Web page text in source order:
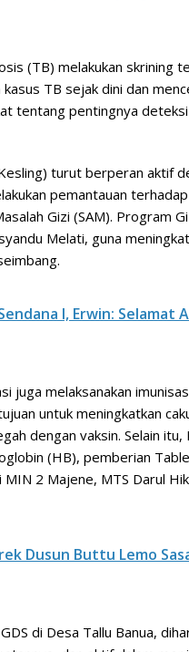
(TB) melakukan skrining
TB sejak dini dan
tentang pentingnya
turut berperan aktif
pemantauan
Gizi (SAM). Program
Melati, guna
I, Erwin: Selamat
juga melaksanakan
untuk meningkatkan
dengan vaksin. Selain
(HB), pemberian
2 Majene, MTS Darul
Dusun Buttu Lemo
di Desa Tallu Banua,